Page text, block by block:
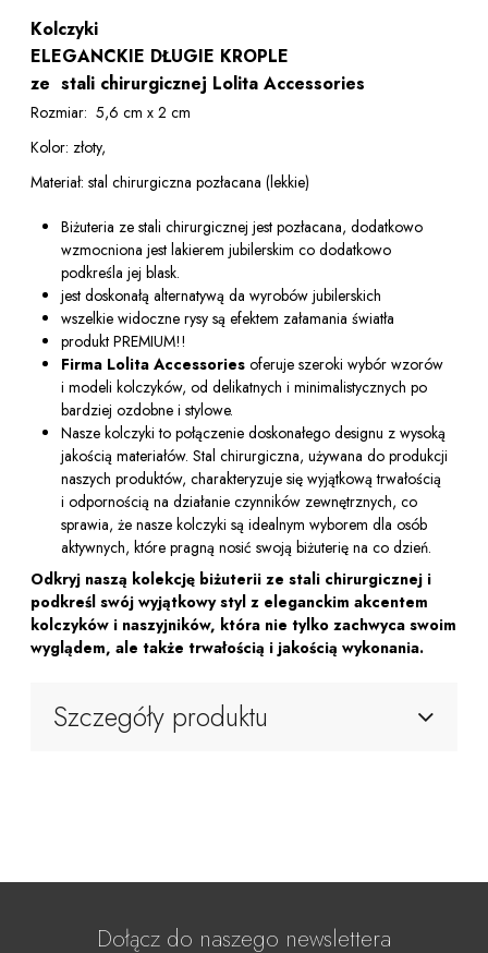
Kolczyki
ELEGANCKIE DŁUGIE KROPLE
ze stali chirurgicznej Lolita Accessories
Rozmiar: 5,6 cm x 2 cm
Kolor: złoty,
Materiał: stal chirurgiczna pozłacana (lekkie)
Biżuteria ze stali chirurgicznej jest pozłacana, dodatkowo
wzmocniona jest lakierem jubilerskim co dodatkowo
podkreśla jej blask.
jest doskonałą alternatywą da wyrobów jubilerskich
wszelkie widoczne rysy są efektem załamania światła
produkt PREMIUM!!
Firma Lolita Accessories oferuje szeroki wybór wzorów
i modeli kolczyków, od delikatnych i minimalistycznych po
bardziej ozdobne i stylowe.
Nasze kolczyki to połączenie doskonałego designu z wysoką
jakością materiałów. Stal chirurgiczna, używana do produkcji
naszych produktów, charakteryzuje się wyjątkową trwałością
i odpornością na działanie czynników zewnętrznych, co
sprawia, że nasze kolczyki są idealnym wyborem dla osób
aktywnych, które pragną nosić swoją biżuterię na co dzień.
Odkryj naszą kolekcję biżuterii ze stali chirurgicznej i
podkreśl swój wyjątkowy styl z eleganckim akcentem
kolczyków i naszyjników, która nie tylko zachwyca swoim
wyglądem, ale także trwałością i jakością wykonania.
Szczegóły produktu
Dołącz do naszego newslettera